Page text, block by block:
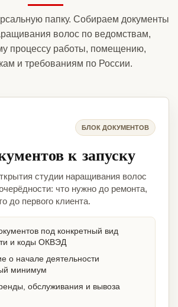
папку. Собираем документы
волос по ведомствам,
процессу работы, помещению,
и требованиям по России.
БЛОК ДОКУМЕНТОВ
к запуску
студии наращивания волос
что нужно до ремонта,
до первого клиента.
под конкретный вид
и коды ОКВЭД
о начале деятельности
минимум
обслуживания и вывоза